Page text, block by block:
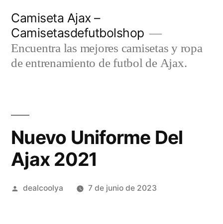
contenido
Camiseta Ajax –
Camisetasdefutbolshop
Encuentra las mejores camisetas y ropa
de entrenamiento de futbol de Ajax.
Nuevo Uniforme Del
Ajax 2021
Publicado
dealcoolya 7 de junio de 2023